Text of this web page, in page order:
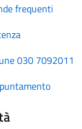
frequenti
030 7092011